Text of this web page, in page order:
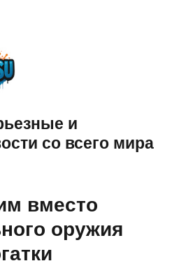
и
со всего мира
вместо
оружия